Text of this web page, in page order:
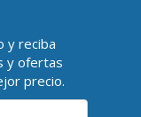
y reciba
y ofertas
precio.